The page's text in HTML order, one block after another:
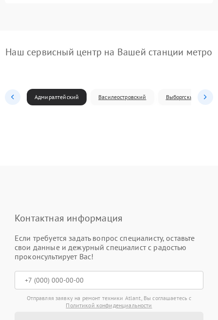
Наш сервисный центр на Вашей станции метро
Адмиралтейский Василеостровский Выборгский
Контактная информация
Если требуется задать вопрос специалисту, оставьте
свои данные и дежурный специалист с радостью
проконсультирует Вас!
Отправляя заявку на ремонт техники Atlant, Вы соглашаетесь с
Политикой конфиденциальности